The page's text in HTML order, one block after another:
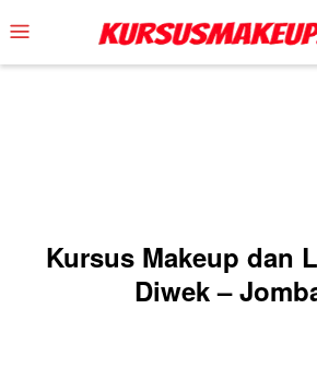
to
content
Mobile
Menu
Kursus Makeup dan
Diwek –